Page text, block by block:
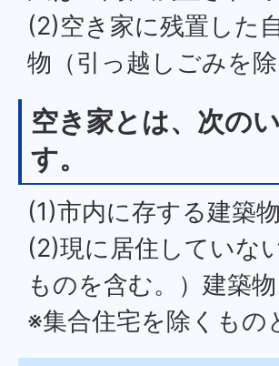
(2)空き家に残置した
物（引っ越しごみを除
空き家とは、次の
す。
(1)市内に存する建築物
(2)現に居住していな
ものを含む。）建築物
※集合住宅を除くもの